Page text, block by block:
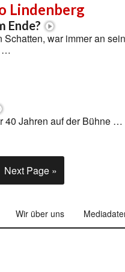
Lindenberg
Ende?
war immer an
…
40 Jahren auf der Bühne …
Next Page »
Wir über uns